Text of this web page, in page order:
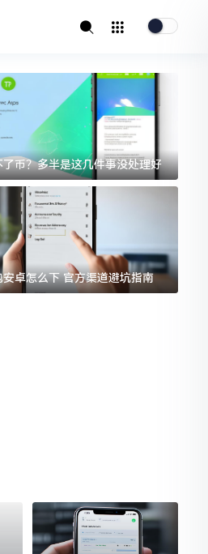
币？多半是这几件事没处理好
卓怎么下 官方渠道避坑指南